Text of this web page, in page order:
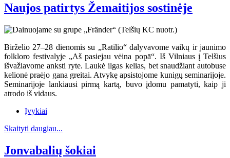
Naujos patirtys Žemaitijos sostinėje
Birželio 27–28 dienomis su „Ratilio“ dalyvavome vaikų ir jaunimo
folkloro festivalyje „Aš pasiejau vėina popā“. Iš Vilniaus į Telšius
išvažiavome anksti ryte. Laukė ilgas kelias, bet snaudžiant autobuse
kelionė praėjo gana greitai. Atvykę apsistojome kunigų seminarijoje.
Seminarijoje lankiausi pirmą kartą, buvo įdomu pamatyti, kaip ji
atrodo iš vidaus.
Įvykiai
Skaityti daugiau...
Jonvabalių šokiai